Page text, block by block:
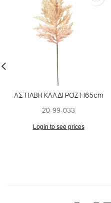
ΑΣΤΙΛΒΗ ΚΛΑΔΙ ΡΟΖ H65cm
20-99-033
Login to see prices